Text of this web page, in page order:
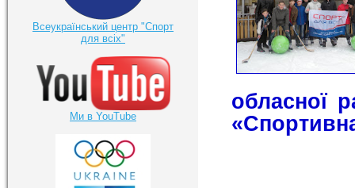
обласної
Всеукраїнський центр "Спорт
для всіх"
Ми в YouTube